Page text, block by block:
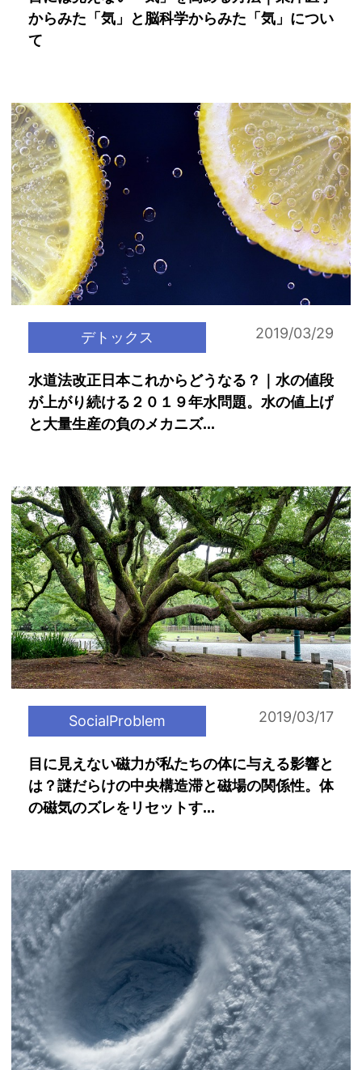
からみた「気」と脳科学からみた「気」につい
て
デトックス 2019/03/29
水道法改正日本これからどうなる？｜水の値段
が上がり続ける２０１９年水問題。水の値上げ
と大量生産の負のメカニズ...
SocialProblem 2019/03/17
目に見えない磁力が私たちの体に与える影響と
は？謎だらけの中央構造滞と磁場の関係性。体
の磁気のズレをリセットす...